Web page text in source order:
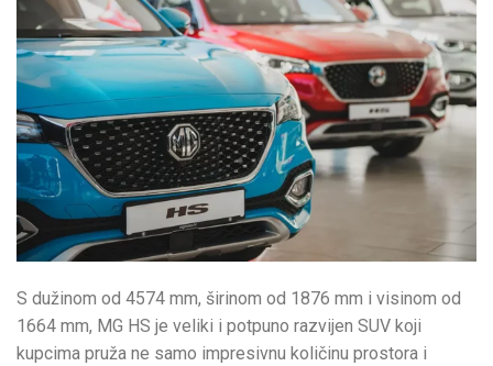
S dužinom od 4574 mm, širinom od 1876 mm i visinom od
1664 mm, MG HS je veliki i potpuno razvijen SUV koji
kupcima pruža ne samo impresivnu količinu prostora i